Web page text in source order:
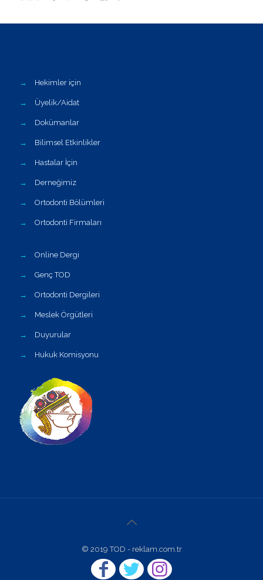
→ Hekimler için
→ Üyelik/Aidat
→ Dokümanlar
→ Bilimsel Etkinlikler
→ Hastalar İçin
→ Derneğimiz
→ Ortodonti Bölümleri
→ Ortodonti Firmaları
→ Online Dergi
→ Genç TOD
→ Ortodonti Dergileri
→ Meslek Örgütleri
→ Duyurular
→ Hukuk Komisyonu
© 2019 TOD - reklam.com.tr